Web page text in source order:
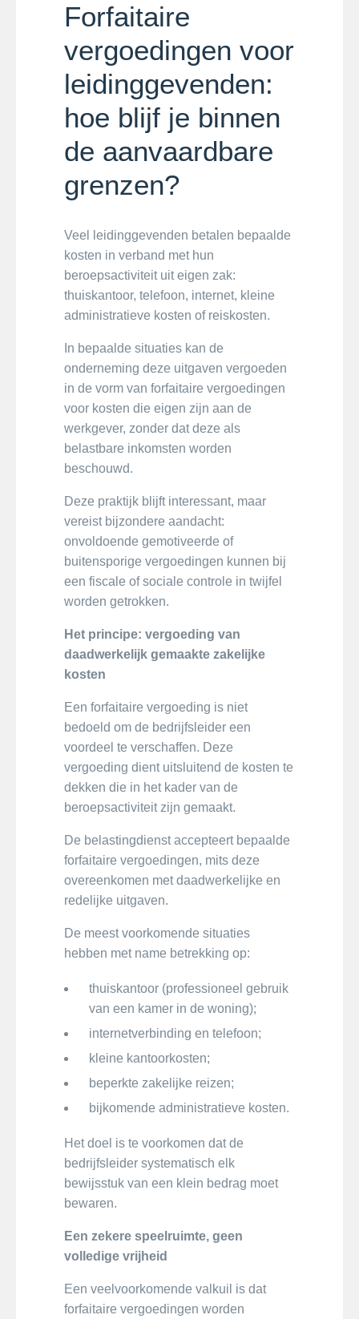
Forfaitaire
vergoedingen voor
leidinggevenden:
hoe blijf je binnen
de aanvaardbare
grenzen?
Veel leidinggevenden betalen bepaalde
kosten in verband met hun
beroepsactiviteit uit eigen zak:
thuiskantoor, telefoon, internet, kleine
administratieve kosten of reiskosten.
In bepaalde situaties kan de
onderneming deze uitgaven vergoeden
in de vorm van forfaitaire vergoedingen
voor kosten die eigen zijn aan de
werkgever, zonder dat deze als
belastbare inkomsten worden
beschouwd.
Deze praktijk blijft interessant, maar
vereist bijzondere aandacht:
onvoldoende gemotiveerde of
buitensporige vergoedingen kunnen bij
een fiscale of sociale controle in twijfel
worden getrokken.
Het principe: vergoeding van
daadwerkelijk gemaakte zakelijke
kosten
Een forfaitaire vergoeding is niet
bedoeld om de bedrijfsleider een
voordeel te verschaffen. Deze
vergoeding dient uitsluitend de kosten te
dekken die in het kader van de
beroepsactiviteit zijn gemaakt.
De belastingdienst accepteert bepaalde
forfaitaire vergoedingen, mits deze
overeenkomen met daadwerkelijke en
redelijke uitgaven.
De meest voorkomende situaties
hebben met name betrekking op:
thuiskantoor (professioneel gebruik
van een kamer in de woning);
internetverbinding en telefoon;
kleine kantoorkosten;
beperkte zakelijke reizen;
bijkomende administratieve kosten.
Het doel is te voorkomen dat de
bedrijfsleider systematisch elk
bewijsstuk van een klein bedrag moet
bewaren.
Een zekere speelruimte, geen
volledige vrijheid
Een veelvoorkomende valkuil is dat
forfaitaire vergoedingen worden